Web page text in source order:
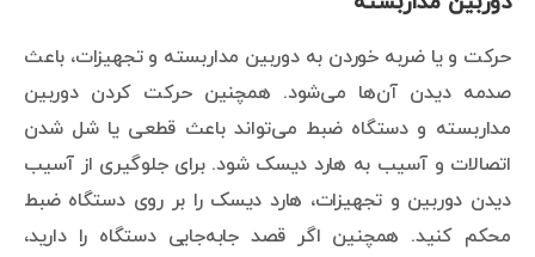
حرکت و یا ضربه خوردن به دوربین مداربسته و تجهیزات، باعث
صدمه دیدن آن‌ها می‌شود. همچنین حرکت کردن دوربین
مداربسته و دستگاه ضبط می‌تواند باعث قطعی یا شل شدن
اتصالات و آسیب به هارد دیسک شود. برای جلوگیری از آسیب
دیدن دوربین و تجهیزات، هارد دیسک را بر روی دستگاه ضبط
محکم کنید. همچنین اگر قصد جابه‌جایی دستگاه را دارید،